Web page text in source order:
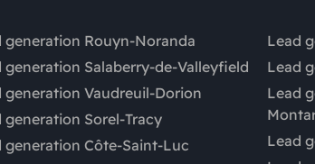
generation Rouyn-Noranda
generation Salaberry-de-Valleyfield
generation Vaudreuil-Dorion
generation Sorel-Tracy
generation Côte-Saint-Luc
Lead
Lead
Lead
Lead